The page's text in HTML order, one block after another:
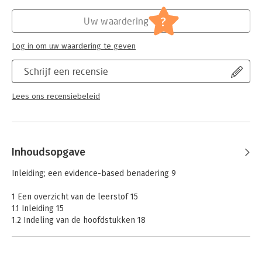
Communicatie en media
Schrijf een recensie
Lees ons recensiebeleid
Uw waardering ?
Log in om uw waardering te geven
Inhoudsopgave
Inleiding; een evidence-based benadering 9
1 Een overzicht van de leerstof 15
1.1 Inleiding 15
1.2 Indeling van de hoofdstukken 18